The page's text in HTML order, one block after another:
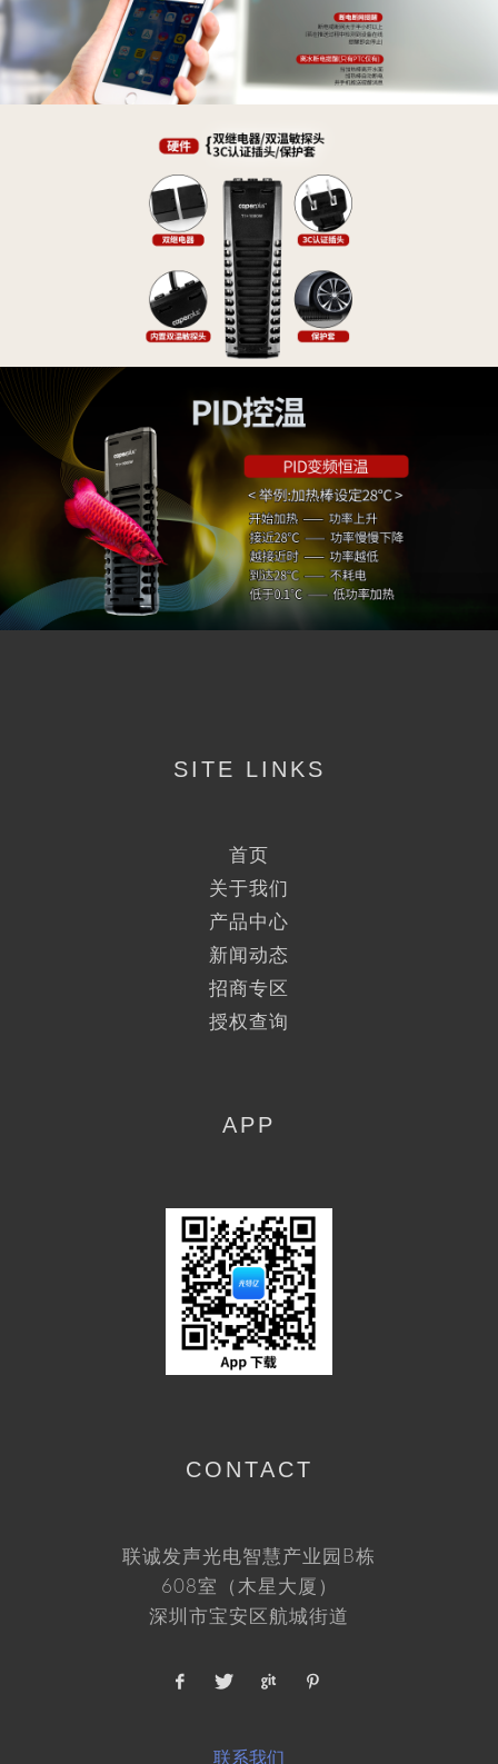
SITE LINKS
首页
关于我们
产品中心
新闻动态
招商专区
授权查询
APP
CONTACT
联诚发声光电智慧产业园B栋
608室（木星大厦）
深圳市宝安区航城街道
联系我们